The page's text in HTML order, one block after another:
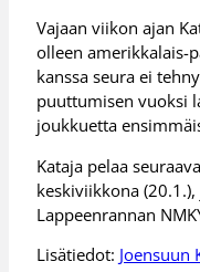
Vajaan viikon ajan
olleen amerikkalais-
kanssa seura ei
puuttumisen vuoksi
joukkuetta
Kataja pelaa
keskiviikkona
Lappeenrannan
Lisätiedot: Joensuun